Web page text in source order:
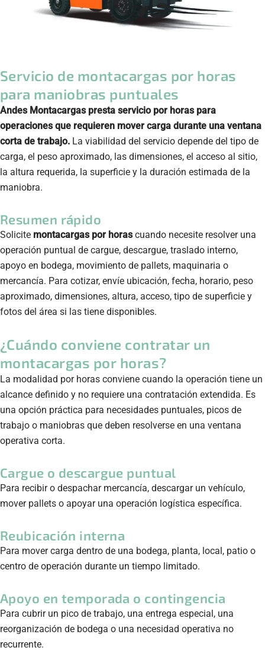
Servicio de montacargas por horas
para maniobras puntuales
Andes Montacargas presta servicio por horas para
operaciones que requieren mover carga durante una ventana
corta de trabajo. La viabilidad del servicio depende del tipo de
carga, el peso aproximado, las dimensiones, el acceso al sitio,
la altura requerida, la superficie y la duración estimada de la
maniobra.
Resumen rápido
Solicite montacargas por horascuando necesite resolver una
operación puntual de cargue, descargue, traslado interno,
apoyo en bodega, movimiento de pallets, maquinaria o
mercancía. Para cotizar, envíe ubicación, fecha, horario, peso
aproximado, dimensiones, altura, acceso, tipo de superficie y
fotos del área si las tiene disponibles.
¿Cuándo conviene contratar un
montacargas por horas?
La modalidad por horas conviene cuando la operación tiene un
alcance definido y no requiere una contratación extendida. Es
una opción práctica para necesidades puntuales, picos de
trabajo o maniobras que deben resolverse en una ventana
operativa corta.
Cargue o descargue puntual
Para recibir o despachar mercancía, descargar un vehículo,
mover pallets o apoyar una operación logística específica.
Reubicación interna
Para mover carga dentro de una bodega, planta, local, patio o
centro de operación durante un tiempo limitado.
Apoyo en temporada o contingencia
Para cubrir un pico de trabajo, una entrega especial, una
reorganización de bodega o una necesidad operativa no
recurrente.